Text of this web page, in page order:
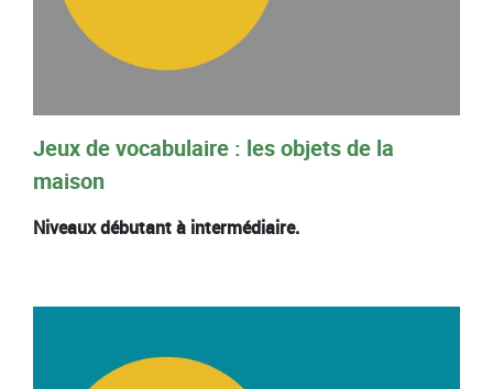
Jeux de vocabulaire : les objets de la
maison
Niveaux débutant à intermédiaire.